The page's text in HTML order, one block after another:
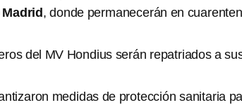
, donde permanecerán en
del MV Hondius serán repatriados a
medidas de protección sanitaria